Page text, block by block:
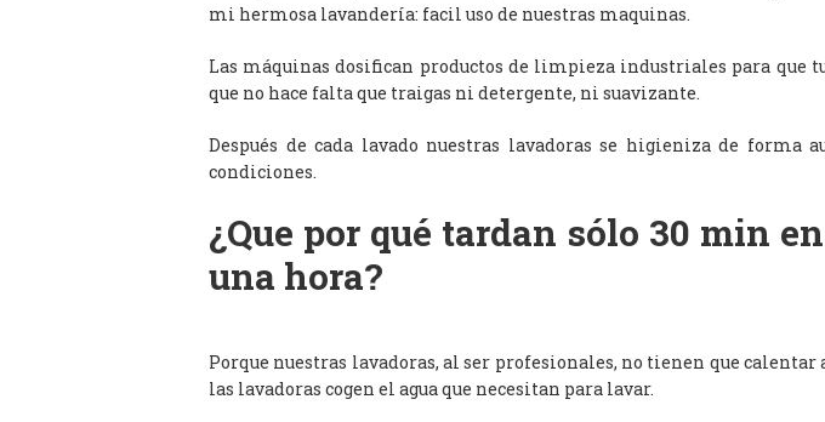
mi hermosa lavandería: facil uso de nuestras maquinas.
Las máquinas dosifican productos de limpieza industriales para que
que no hace falta que traigas ni detergente, ni suavizante.
Después de cada lavado nuestras lavadoras se higieniza de
condiciones.
¿Que por qué tardan sólo 30 min
una hora?
Porque nuestras lavadoras, al ser profesionales, no tienen que calentar
las lavadoras cogen el agua que necesitan para lavar.